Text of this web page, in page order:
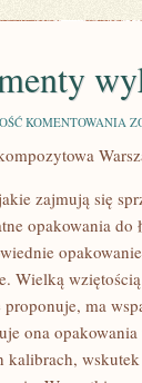
KOMENTOWANIA
zajmują się
opakowania do
Wielką
ma
ona
kalibrach,